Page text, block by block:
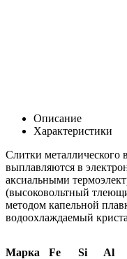
Описание
Характеристики
Слитки
выплавляются в
аксиальными
(высоковольтный
методом капельной
водоохлаждаемый
Марка Fe Si Al